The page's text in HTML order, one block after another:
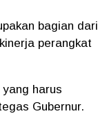
bagian dari
perangkat
harus
Gubernur.